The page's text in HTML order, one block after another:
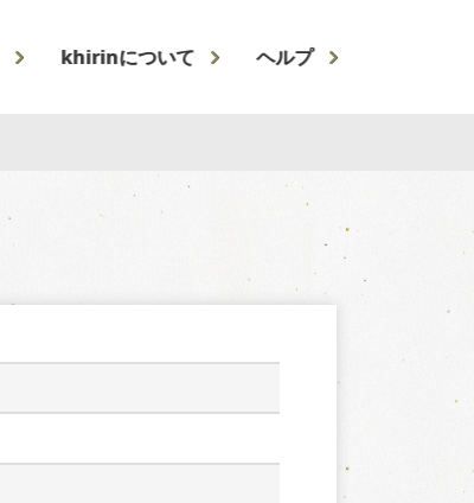
khirinについて ヘルプ